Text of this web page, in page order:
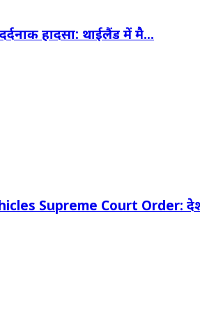
हादसा: थाईलैंड में मै...
Supreme Court Order: